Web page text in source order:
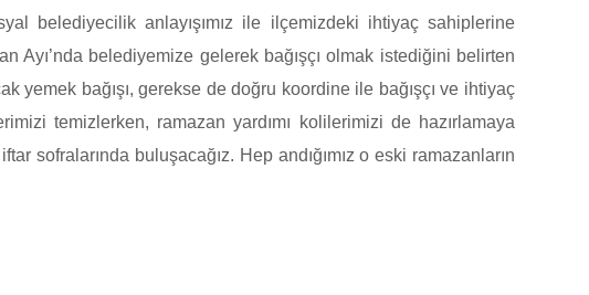
belediyecilik anlayışımız ile ilçemizdeki ihtiyaç sahiplerine
Ayı’nda belediyemize gelerek bağışçı olmak istediğini belirten
yemek bağışı, gerekse de doğru koordine ile bağışçı ve ihtiyaç
temizlerken, ramazan yardımı kolilerimizi de hazırlamaya
sofralarında buluşacağız. Hep andığımız o eski ramazanların